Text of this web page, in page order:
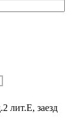
лит.Е, заезд